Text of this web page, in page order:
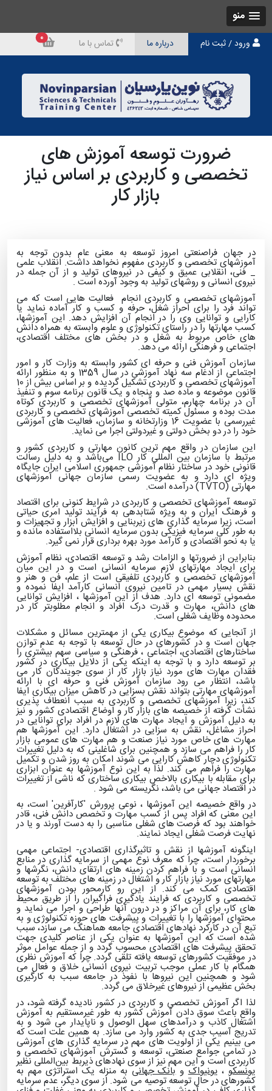
منو
ورود / ثبت نام درباره ما تماس با ما 0
ضرورت توسعه آموزش های
تخصصی و کاربردی بر اساس نیاز
بازار کار
در جهان فراصنعتی امروز توسعه به معنی عام بدون توجه به
آموزشهای تخصصی و کاربردی مفهوم نخواهد داشت. انقلاب علمی
_ فنی، انقلابی عمیق و کیفی در نیروهای تولید و از آن جمله در
نیروی انسانی و روشهای تولید به وجود آورده است.
آموزشهای تخصصی و کاربردی انجام فعالیت هایی است که می
تواند فرد را برای احراز شغل، حرفه و کسب و کار آماده نماید یا
کارایی و توانایی وی را در انجام آن افزایش دهد. این آموزشها،
کسب مهارتها را در راستای تکنولوژی و علوم وابسته به همراه دانش
های خاص مربوط به شغل و در بخش های مختلف اقتصادی،
اجتماعی و فرهنگی ارائه می دهد.
سازمان آموزش فنی و حرفه ای کشور وابسته به وزارت کار و امور
اجتماعی از ادغام سه نهاد آموزشی در سال 1359 و به منظور ارائه
آموزشهای تخصصی و کاربردی تشکیل گردیده و بر اساس بیش از 10
قانون موضوعه و ماده صد و پنجاه و یک قانون برنامه سوم و تنفیذ
آن در برنامه چهارم، متولی آموزشهای تخصصی و کاربردی کوتاه
مدت بوده و مسئول کمیته تخصصی آموزشهای تخصصی و کاربردی
غیررسمی با عضویت 16 وزارتخانه و سازمان، فعالیت های آموزشی
خود را در دو بخش دولتی و غیردولتی اجرا می نماید.
این سازمان در واقع مهم ترین کانون مهارتی و کاربردی کشور و
مرتبط با سازمان بین المللی کار ILO می‌باشد و به دلیل رسالت
قانونی خود در ساختار نظام آموزشی جمهوری اسلامی ایران جایگاه
ویژه ای دارد و به عضویت رسمی سازمان جهانی آموزشهای
مهارتی(TVTO)درآمده است.
توسعه آموزشهای تخصصی و کاربردی در شرایط کنونی برای اقتصاد
و فرهنگ ایران و به ویژه شتابدهی به فرآیند تولید امری حیاتی
است، زیرا سرمایه گذاری های زیربنایی و افزایش ابزار و تجهیزات و
به طور کلی سرمایه فیزیکی بدون سرمایه انسانی بلااستفاده مانده و
یا به نحو اقتصادی و کارآمد مورد بهره برداری قرار نمی گیرد.
بنابراین از ضرورتها و الزامات رشد و توسعه اقتصادی، نظام آموزش
برای ایجاد مهارتهای لازم سرمایه انسانی است و در این میان
آموزشهای تخصصی و کاربردی تلفیقی است از علم، فن و هنر و
نقش بسیار مهمی در تامین نیروی انسانی کارآمد ایفا نموده و
مضمونی توسعه ای دارد.هدف از این آموزشها ، افزایش توانایی
های دانش، مهارت و قدرت درک افراد و انجام مطلوبتر کار در
محدوده وظایف شغلی است.
از آنجایی که موضوع بیکاری یکی از مهمترین مسائل و مشکلات
جهان است و در کشورهای در حال توسعه با توجه به عدم توازن
ساختارهای اقتصادی، اجتماعی ، فرهنگی و سیاسی سهم بیشتری را
بر توسعه دارد و با توجه به اینکه یکی از دلایل بیکاری در کشور
فقدان مهارت های مورد نیاز بازار کار از سوی جویندگان کار می
باشد، انتظار می رود سازمان آموزش فنی و حرفه ای با ارائه
آموزشهای مهارتی بتواند نقش بسزایی در کاهش میزان بیکاری ایفا
کند، زیرا آموزشهای تخصصی و کاربردی به سبب انعطاف پذیری
نشأت گرفته از خصیصه های بازار کار و اوضاع اقتصادی کشور و نیز
به دلیل آموزش و ایجاد مهارت های لازم در افراد برای توانایی در
احراز مشاغل، نقش به سزایی در اشتغال دارد. این آموزشها هم
مهارت های خاص مورد نیاز صنعت و هم مهارت های عمومی بازار
کار را فراهم می سازد و همچنین برای شاغلینی که به دلیل تغییرات
تکنولوژی دچار کاهش کارایی می شوند امکان به روز شدن و تکمیل
مهارت را فراهم می کند. لذا به این نوع آموزشها به عنوان ابزاری
برای مقابله با بیکاری بالاخص بیکاری ساختاری که ناشی از تغییرات
در اقتصاد جهانی می باشد، نگریسته می شود.
در واقع خصیصه این آموزشها ، نوعی پرورش 'کارآفرین' است، به
این معنی که افراد پس از کسب مهارت و تخصص دانش فنی، قادر
خواهند بود که فرصت های شغلی مناسبی را به دست آورند و یا در
نهایت فرصت شغلی ایجاد نمایند.
اینگونه آموزشها از نقش و تاثیرگذاری اقتصادی- اجتماعی مهمی
برخوردار است، چرا که معرف نوع مهمی از سرمایه گذاری در منابع
انسانی است و با فراهم کردن زمینه های ارتقای دانش، نگرشها و
مهارتهای مورد نیاز بازار کار و اشتغال در زمینه های مختلف به توسعه
اقتصادی کمک می کند. از این رو کارمحور بودن آموزشهای
تخصصی و کاربردی که فرایند یادگیری فراگیران را از طریق محیط
های کار، برای آن مراکز و در درون آنها طراحی و اجرا می نماید و
محتوای آموزشها را با تغییرات و پیشرفت های حوزه تکنولوژی و به
تبع آن در کارکرد نهادهای اقتصادی جامعه هماهنگ می سازد، سبب
شده است که این آموزشها به عنوان یکی از عناصر کلیدی جهت
تحقق پیشرفت های اقتصادی محسوب گردد و از جمله عوامل موثر
در موفقیت کشورهای توسعه یافته تلقی گردد.چرا که آموزش نظری
همگام با کار عملی موجب تربیت نیروی انسانی خلاق و فعال می
شود و همچنین این نیروها با نفوذ در جامعه سبب به کارگیری
بخش عظیمی از نیروهای غیرخلاق می گردد.
لذا اگر آموزش تخصصی و کاربردی در کشور نادیده گرفته شود، در
واقع باعث سوق دادن آموزش کشور به طور غیرمستقیم به آموزش
اشتغال کاذب و درآمدهای سهل الوصول و ناپایدار می شود و به
تدریج آسیب جدی به کشور وارد می سازد.به همین علت است که
می بینیم یکی از اولویت های مهم در سرمایه گذاری های آموزشی
در تمامی جوامع صنعتی، توسعه و گسترش آموزشهای تخصصی و
کاربردی است و این مهم نیز از سوی نهادهای ذیربط بین‌المللی نظیر
یونسکو، یونیواکوبانک جهانیبه منزله یک استراتژی مهم به
کشورهای در حال توسعه توصیه می شود. از سوی دیگر، عدم سرمایه